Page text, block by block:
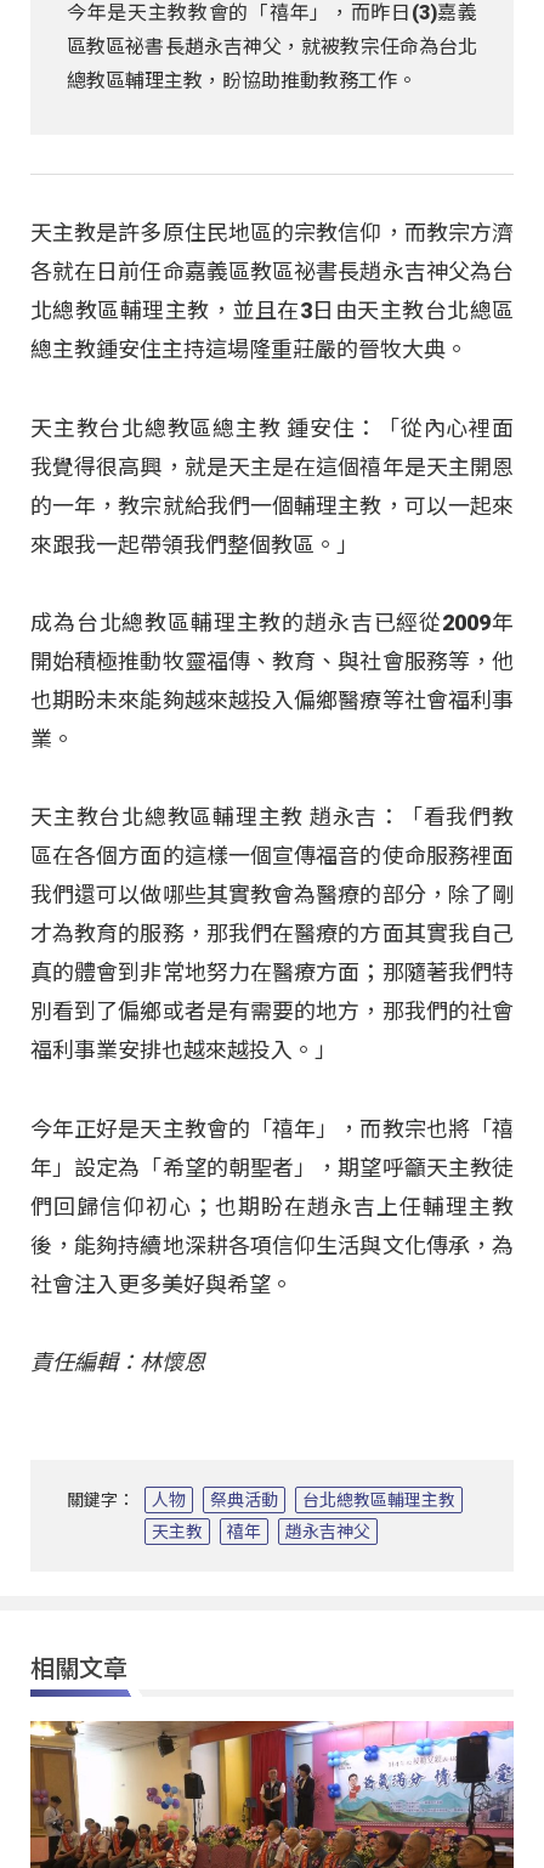
今年是天主教教會的「禧年」，而昨日(3)嘉義
區教區祕書長趙永吉神父，就被教宗任命為台北
總教區輔理主教，盼協助推動教務工作。
天主教是許多原住民地區的宗教信仰，而教宗方濟
各就在日前任命嘉義區教區祕書長趙永吉神父為台
北總教區輔理主教，並且在3日由天主教台北總區
總主教鍾安住主持這場隆重莊嚴的晉牧大典。
天主教台北總教區總主教 鍾安住：「從內心裡面
我覺得很高興，就是天主是在這個禧年是天主開恩
的一年，教宗就給我們一個輔理主教，可以一起來
來跟我一起帶領我們整個教區。」
成為台北總教區輔理主教的趙永吉已經從2009年
開始積極推動牧靈福傳、教育、與社會服務等，他
也期盼未來能夠越來越投入偏鄉醫療等社會福利事
業。
天主教台北總教區輔理主教 趙永吉：「看我們教
區在各個方面的這樣一個宣傳福音的使命服務裡面
我們還可以做哪些其實教會為醫療的部分，除了剛
才為教育的服務，那我們在醫療的方面其實我自己
真的體會到非常地努力在醫療方面；那隨著我們特
別看到了偏鄉或者是有需要的地方，那我們的社會
福利事業安排也越來越投入。」
今年正好是天主教會的「禧年」，而教宗也將「禧
年」設定為「希望的朝聖者」，期望呼籲天主教徒
們回歸信仰初心；也期盼在趙永吉上任輔理主教
後，能夠持續地深耕各項信仰生活與文化傳承，為
社會注入更多美好與希望。
責任編輯：林懷恩
關鍵字： 人物 祭典活動
台北總教區輔理主教
天主教
禧年 趙永吉神父
相關文章